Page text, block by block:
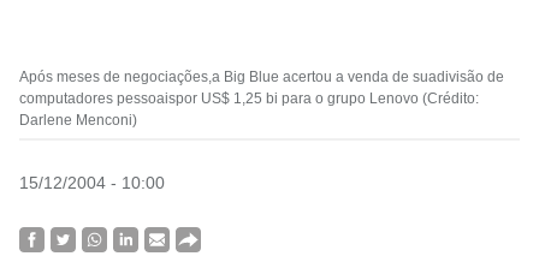
Após meses de negociações,a Big Blue acertou a venda de suadivisão de
computadores pessoaispor US$ 1,25 bi para o grupo Lenovo (Crédito:
Darlene Menconi)
15/12/2004 - 10:00